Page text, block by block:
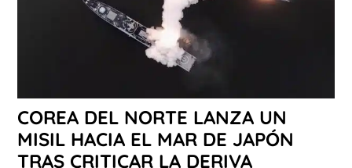
COREA DEL NORTE LANZA UN
MISIL HACIA EL MAR DE JAPÓN
TRAS CRITICAR LA DERIVA